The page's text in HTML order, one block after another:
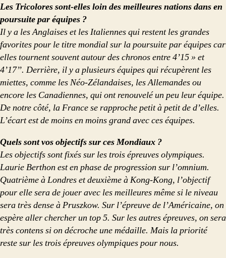
Les Tricolores sont-elles loin des meilleures nations dans en
poursuite par équipes ?
Il y a les Anglaises et les Italiennes qui restent les grandes
favorites pour le titre mondial sur la poursuite par équipes car
elles tournent souvent autour des chronos entre 4’15 » et
4’17’’. Derrière, il y a plusieurs équipes qui récupèrent les
miettes, comme les Néo-Zélandaises, les Allemandes ou
encore les Canadiennes, qui ont renouvelé un peu leur équipe.
De notre côté, la France se rapproche petit à petit de d’elles.
L’écart est de moins en moins grand avec ces équipes.
Quels sont vos objectifs sur ces Mondiaux ?
Les objectifs sont fixés sur les trois épreuves olympiques.
Laurie Berthon est en phase de progression sur l’omnium.
Quatrième à Londres et deuxième à Kong-Kong, l’objectif
pour elle sera de jouer avec les meilleures même si le niveau
sera très dense à Pruszkow. Sur l’épreuve de l’Américaine, on
espère aller chercher un top 5. Sur les autres épreuves, on sera
très contens si on décroche une médaille. Mais la priorité
reste sur les trois épreuves olympiques pour nous.